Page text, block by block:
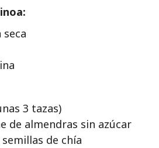
3 tazas)
de almendras sin azúcar
de chía